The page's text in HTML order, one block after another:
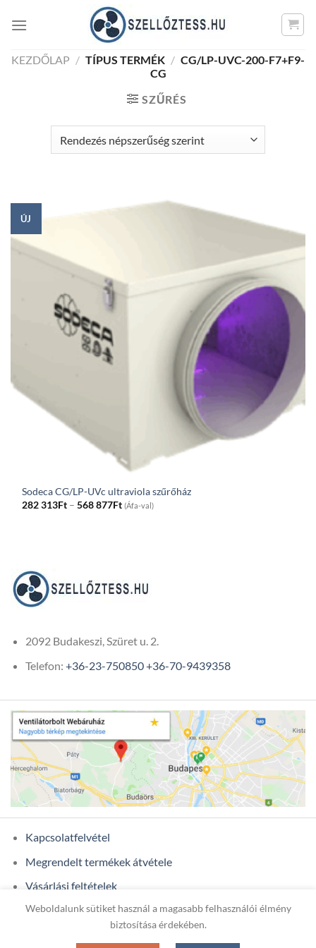
KEZDŐLAP / TÍPUS TERMÉK / CG/LP-UVC-200-F7+F9-
CG
SZŰRÉS
ÚJ
Sodeca CG/LP-UVc ultraviola szűrőház
282 313Ft – 568 877FtPrice
range:
(Áfa-val)
2092 Budakeszi, Szüret u. 2.
Telefon: +36-23-750850+36-70-9439358
Kapcsolatfelvétel
Megrendelt termékek átvétele
Vásárlási feltételek
Ügyfél adatok
Weboldalunk sütiket használ a magasabb felhasználói élmény
biztosítása érdekében.